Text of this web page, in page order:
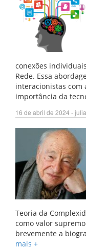
conexões
Rede. Essa
interacionistas com
importância da
16 de abril de 2024 -
Teoria da
como valor
brevemente a
mais +